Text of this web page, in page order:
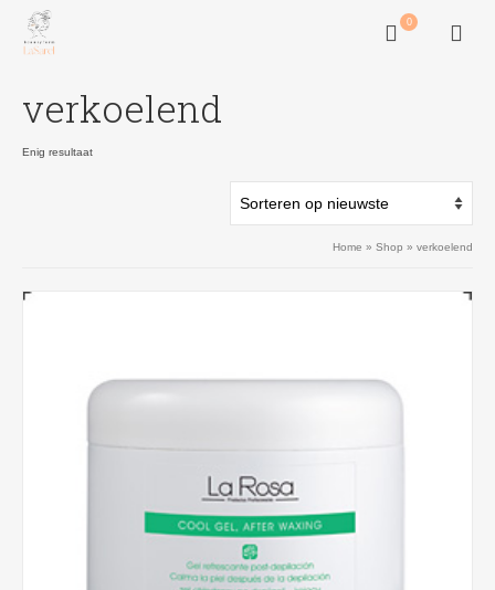
0
verkoelend
Enig resultaat
Home » Shop » verkoelend